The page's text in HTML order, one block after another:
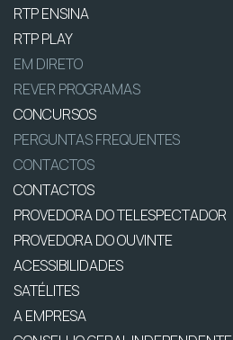
RTP ENSINA
RTP PLAY
EM DIRETO
REVER PROGRAMAS
CONCURSOS
PERGUNTAS FREQUENTES
CONTACTOS
CONTACTOS
PROVEDORA DO TELESPECTADOR
PROVEDORA DO OUVINTE
ACESSIBILIDADES
SATÉLITES
A EMPRESA